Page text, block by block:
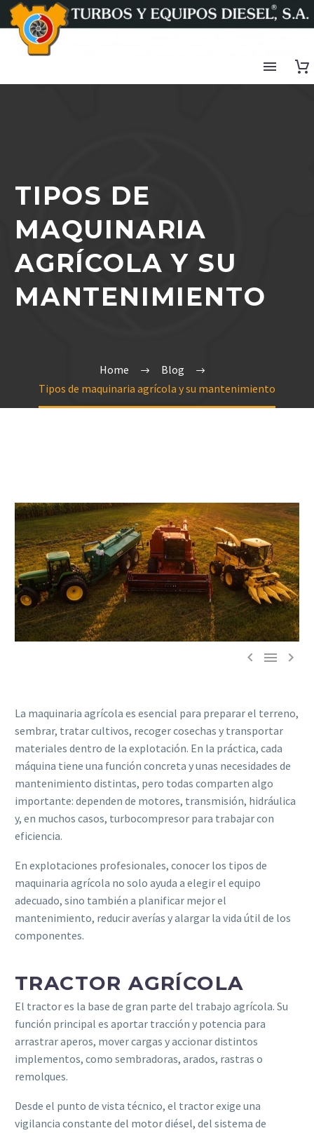
TIPOS DE
MAQUINARIA
AGRÍCOLA Y SU
MANTENIMIENTO
Home
Blog
Tipos de maquinaria agrícola y su mantenimiento
  
La maquinaria agrícola es esencial para preparar el terreno,
sembrar, tratar cultivos, recoger cosechas y transportar
materiales dentro de la explotación. En la práctica, cada
máquina tiene una función concreta y unas necesidades de
mantenimiento distintas, pero todas comparten algo
importante: dependen de motores, transmisión, hidráulica
y, en muchos casos, turbocompresor para trabajar con
eficiencia.
En explotaciones profesionales, conocer los tipos de
maquinaria agrícola no solo ayuda a elegir el equipo
adecuado, sino también a planificar mejor el
mantenimiento, reducir averías y alargar la vida útil de los
componentes.
TRACTOR AGRÍCOLA
El tractor es la base de gran parte del trabajo agrícola. Su
función principal es aportar tracción y potencia para
arrastrar aperos, mover cargas y accionar distintos
implementos, como sembradoras, arados, rastras o
remolques.
Desde el punto de vista técnico, el tractor exige una
vigilancia constante del motor diésel, del sistema de